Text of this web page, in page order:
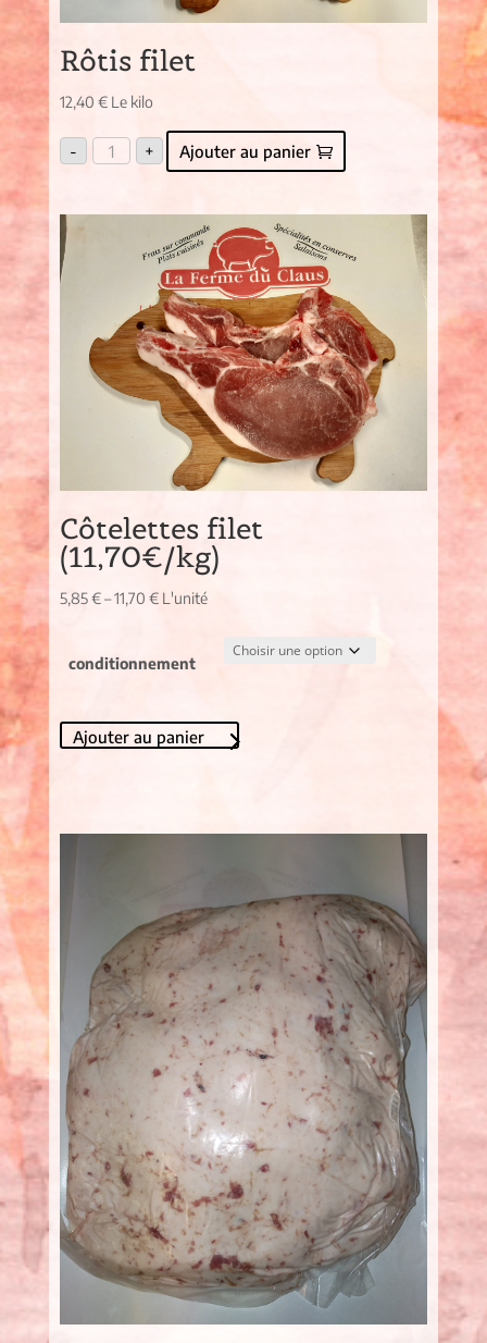
Rôtis filet
12,40 € Le kilo
-
quantité
de
+ Ajouter au panier
Côtelettes filet
(11,70€/kg)
5,85€–11,70 € L'unité
conditionnement
Ajouter au panier